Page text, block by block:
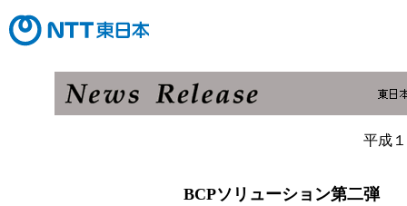
平成
BCPソリューション第二弾